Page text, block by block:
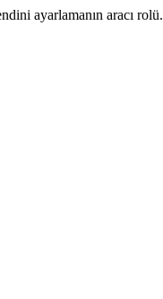
ayarlamanın aracı rolü.